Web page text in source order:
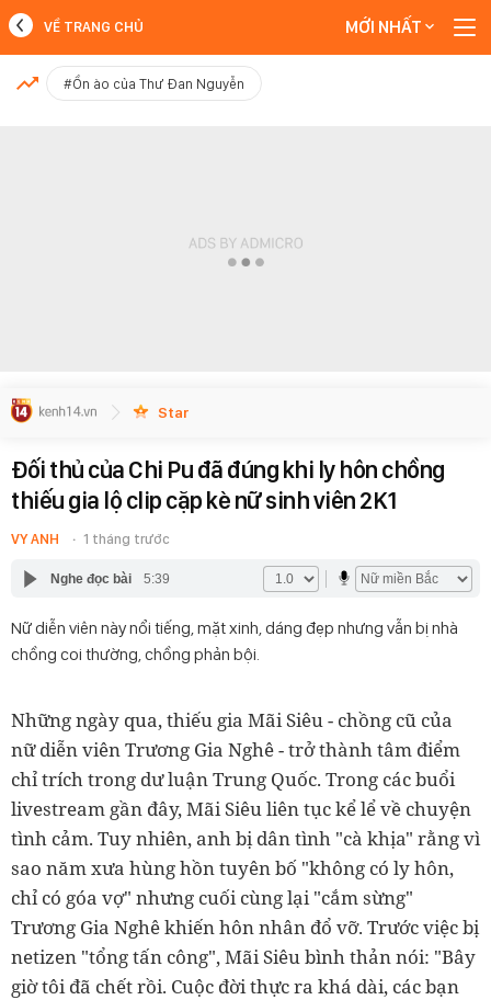
MỚI NHẤT
VỀ TRANG CHỦ MỚI NHẤT
#Ồn ào của Thư Đan Nguyễn
Star
Đối thủ của Chi Pu đã đúng khi ly hôn chồng
thiếu gia lộ clip cặp kè nữ sinh viên 2K1
VY ANH 1 tháng trước
Nghe đọc bài 5:39
Nữ diễn viên này nổi tiếng, mặt xinh, dáng đẹp nhưng vẫn bị nhà
chồng coi thường, chồng phản bội.
Những ngày qua, thiếu gia Mãi Siêu - chồng cũ của
nữ diễn viên Trương Gia Nghê - trở thành tâm điểm
chỉ trích trong dư luận Trung Quốc. Trong các buổi
livestream gần đây, Mãi Siêu liên tục kể lể về chuyện
tình cảm. Tuy nhiên, anh bị dân tình "cà khịa" rằng vì
sao năm xưa hùng hồn tuyên bố "không có ly hôn,
chỉ có góa vợ" nhưng cuối cùng lại "cắm sừng"
Trương Gia Nghê khiến hôn nhân đổ vỡ. Trước việc bị
netizen "tổng tấn công", Mãi Siêu bình thản nói: "Bây
giờ tôi đã chết rồi. Cuộc đời thực ra khá dài, các bạn